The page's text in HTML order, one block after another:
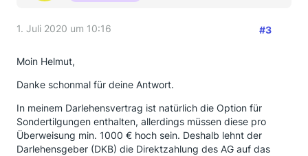
1. Juli 2020 um 10:16 #3
Moin Helmut,
Danke schonmal für deine Antwort.
In meinem Darlehensvertrag ist natürlich die Option für
Sondertilgungen enthalten, allerdings müssen diese pro
Überweisung min. 1000 € hoch sein. Deshalb lehnt der
Darlehensgeber (DKB) die Direktzahlung des AG auf das